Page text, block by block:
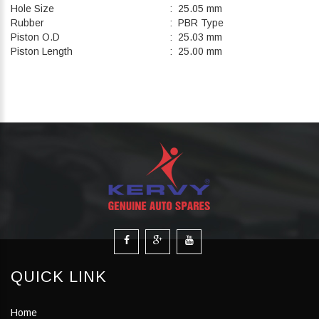
Hole Size
: 25.05 mm
Rubber
: PBR Type
Piston O.D
: 25.03 mm
Piston Length
: 25.00 mm
QUICK LINK
Home